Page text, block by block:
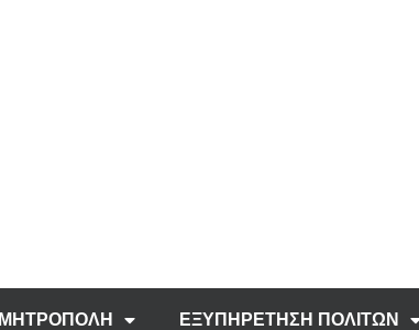
ΜΗΤΡΟΠΟΛΗ ΕΞΥΠΗΡΕΤΗΣΗ ΠΟΛΙΤΩΝ